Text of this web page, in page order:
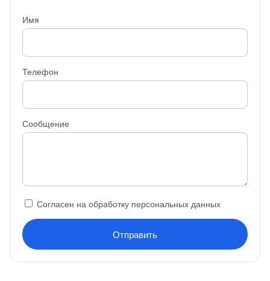
Имя
Телефон
Сообщение
Согласен на обработку персональных данных
Отправить